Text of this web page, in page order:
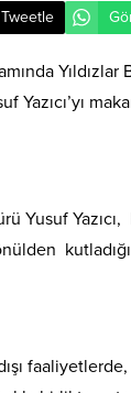
Tweetle
Yazıcı’yı
Yusuf